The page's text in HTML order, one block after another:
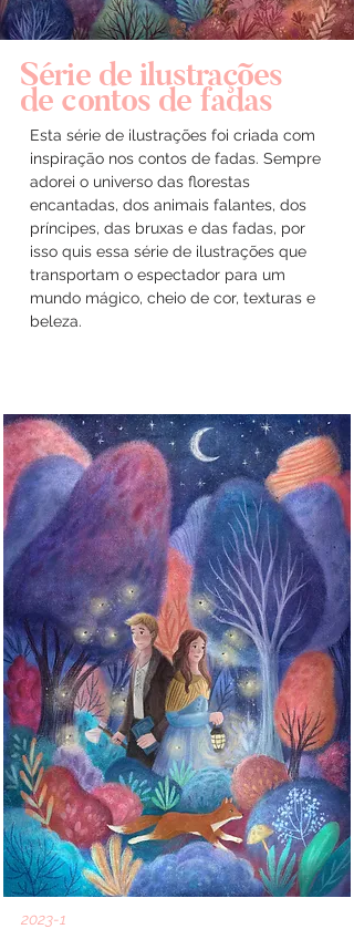
Série de ilustrações
de contos de fadas
Esta série de ilustrações foi criada com
inspiração nos contos de fadas. Sempre
adorei o universo das florestas
encantadas, dos animais falantes, dos
príncipes, das bruxas e das fadas, por
isso quis essa série de ilustrações que
transportam o espectador para um
mundo mágico, cheio de cor, texturas e
beleza. ​
2023-1